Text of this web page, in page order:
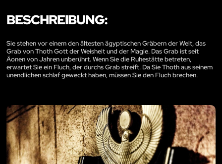
BESCHREIBUNG:
Sie stehen vor einem den ältesten ägyptischen Gräbern der Welt, das
Grab von Thoth Gott der Weisheit und der Magie. Das Grab ist seit
Äonen von Jahren unberührt. Wenn Sie die Ruhestätte betreten,
erwartet Sie ein Fluch, der durchs Grab streift. Da Sie Thoth aus seinem
unendlichen schlaf geweckt haben, müssen Sie den Fluch brechen.